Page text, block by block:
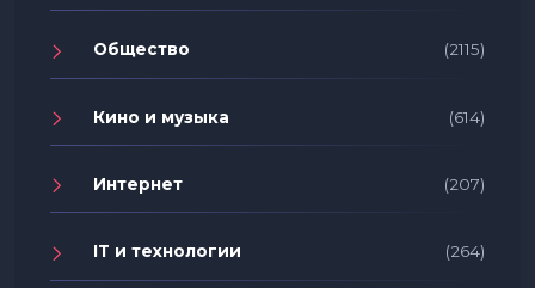
Общество (2115)
Кино и музыка (614)
Интернет (207)
IT и технологии (264)